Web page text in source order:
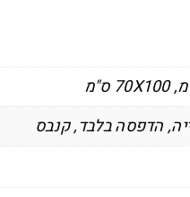
,70X100 ס"מ
,הדפסה בלבד,קנבס